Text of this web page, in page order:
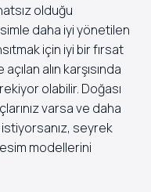
olduğu
daha iyi yönetilen
için iyi bir fırsat
alın karşısında
olabilir. Doğası
varsa ve daha
seyrek
modellerini